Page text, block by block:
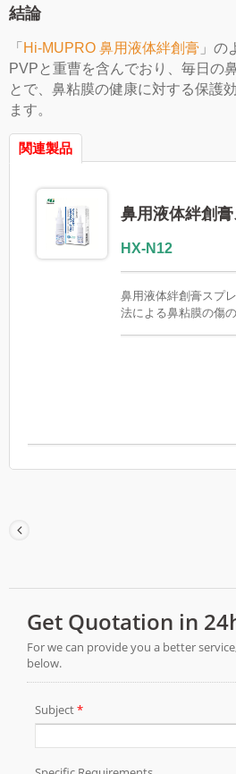
結論
「 Hi-MUPRO 鼻用液体絆創膏 」の
PVPと重曹を含んでおり、毎日の
とで、鼻粘膜の健康に対する保護
ます。
関連製品
鼻用液体絆創
HX-N12
鼻用液体絆創膏スプ
法による鼻粘膜の傷